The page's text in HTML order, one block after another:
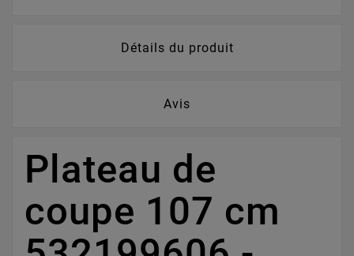
Détails du produit
Avis
Plateau de
coupe 107 cm